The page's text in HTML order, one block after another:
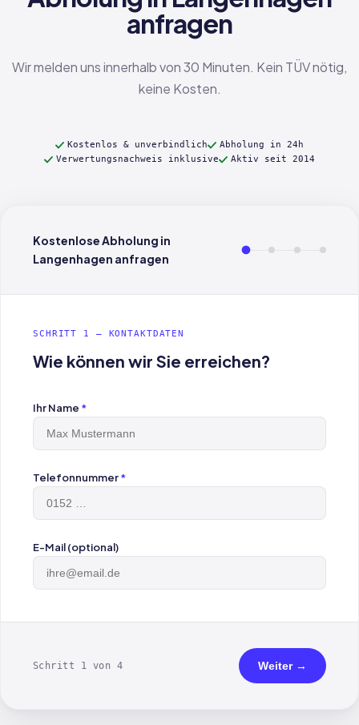
anfragen
Wir melden uns innerhalb von 30 Minuten. Kein TÜV nötig,
keine Kosten.
Kostenlos & unverbindlich
Abholung in 24h
Verwertungsnachweis inklusive
Aktiv seit 2014
Kostenlose Abholung in
Langenhagen anfragen
SCHRITT 1 — KONTAKTDATEN
Wie können wir Sie erreichen?
Ihr Name *
Telefonnummer*
E-Mail (optional)
Schritt 1 von 4 Weiter →